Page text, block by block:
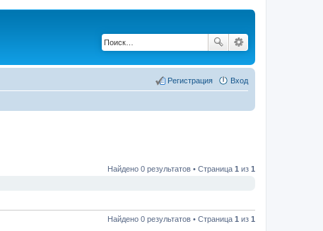
Вход
Регистрация
Найдено 0 результатов • Страница 1 из 1
Найдено 0 результатов • Страница 1 из 1